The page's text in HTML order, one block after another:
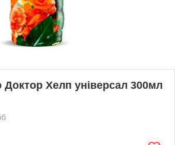
Хелп універсал 300мл